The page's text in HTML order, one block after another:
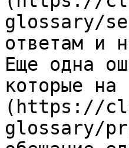
glossary/
ответам и
Еще одна
которые на
(https://
glossary/